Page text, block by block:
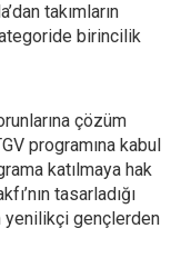
takımların
birincilik
çözüm
programına kabul
katılmaya hak
tasarladığı
yenilikçi gençlerden